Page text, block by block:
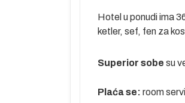
Hotel u ponudi ima
ketler, sef, fen za
Superior sobe su
Plaća se: room